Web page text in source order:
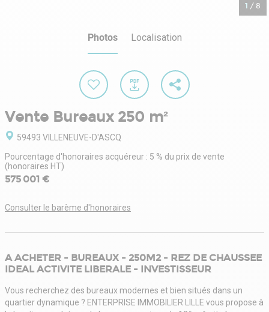
1 / 8
Photos Localisation
Vente Bureaux 250 m²
59493 VILLENEUVE-D'ASCQ
Pourcentage d'honoraires acquéreur : 5 % du prix de vente
(honoraires HT)
575 001 €
Consulter le barème d'honoraires
A ACHETER - BUREAUX - 250M2 - REZ DE CHAUSSEE
IDEAL ACTIVITE LIBERALE - INVESTISSEUR
Vous recherchez des bureaux modernes et bien situés dans un
quartier dynamique ? ENTERPRISE IMMOBILIER LILLE vous propose à